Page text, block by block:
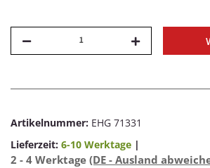
Artikelnummer: EHG 71331
Lieferzeit: 6-10 Werktage |
2 - 4 Werktage (DE - Ausland